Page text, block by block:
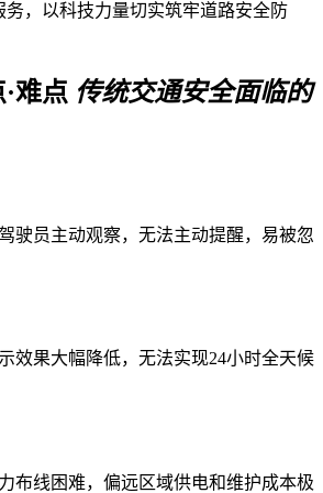
务，以科技力量切实筑牢道路安全防
难点 传统交通安全面临的
驶员主动观察，无法主动提醒，易被忽
效果大幅降低，无法实现24小时全天候
布线困难，偏远区域供电和维护成本极